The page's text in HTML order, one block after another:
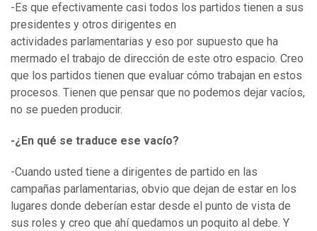
-Es que efectivamente casi todos los partidos tienen a sus
presidentes y otros dirigentes en
actividades parlamentarias y eso por supuesto que ha
mermado el trabajo de dirección de este otro espacio. Creo
que los partidos tienen que evaluar cómo trabajan en estos
procesos. Tienen que pensar que no podemos dejar vacíos,
no se pueden producir.
-¿En qué se traduce ese vacío?
-Cuando usted tiene a dirigentes de partido en las
campañas parlamentarias, obvio que dejan de estar en los
lugares donde deberían estar desde el punto de vista de
sus roles y creo que ahí quedamos un poquito al debe. Y